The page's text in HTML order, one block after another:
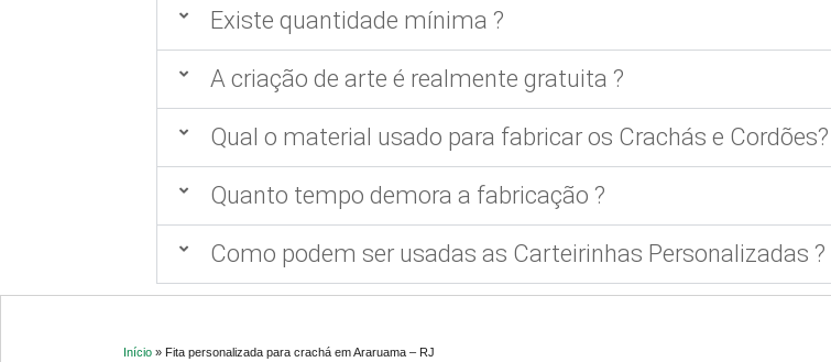
Existe quantidade mínima ?
A criação de arte é realmente gratuita ?
Qual o material usado para fabricar os Crachás e Cordões?
Quanto tempo demora a fabricação ?
Como podem ser usadas as Carteirinhas Personalizadas ?
Início » Fita personalizada para crachá em Araruama – RJ